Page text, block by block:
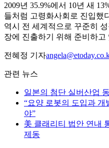
2009년 35.9%에서 10년 새
들처럼 고령화사회로 진입했
역시 전 세계적으로 꾸준히
장에 진출하기 위해 준비하고
전혜정 기자
관련 뉴스
일본의 첨단 실버산업
“요양 로봇의 도입과 개
야”
美 클래리티 법안 연내
제동